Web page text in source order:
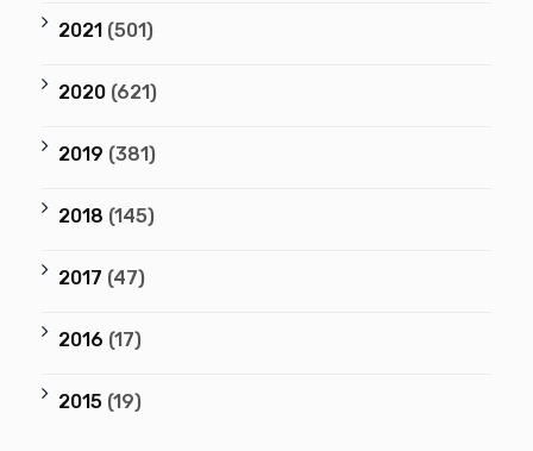
2021 (501)
2020 (621)
2019 (381)
2018 (145)
2017 (47)
2016 (17)
2015 (19)